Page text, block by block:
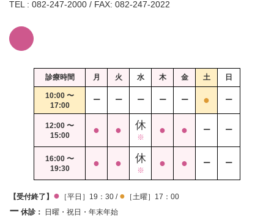
TEL : 082-247-2000 / FAX: 082-247-2022
診療時間 月 火 水 木 金 土 日
10:00 〜
17:00
ー ー ー ー ー ● ー
12:00 〜
15:00
● ● 休
※
● ● ー ー
16:00 〜
19:30
● ● 休
※
● ● ー ー
【受付終了】 ● ［平日］19：30 / ● ［土曜］17：00
ー 休診： 日曜・祝日・年末年始